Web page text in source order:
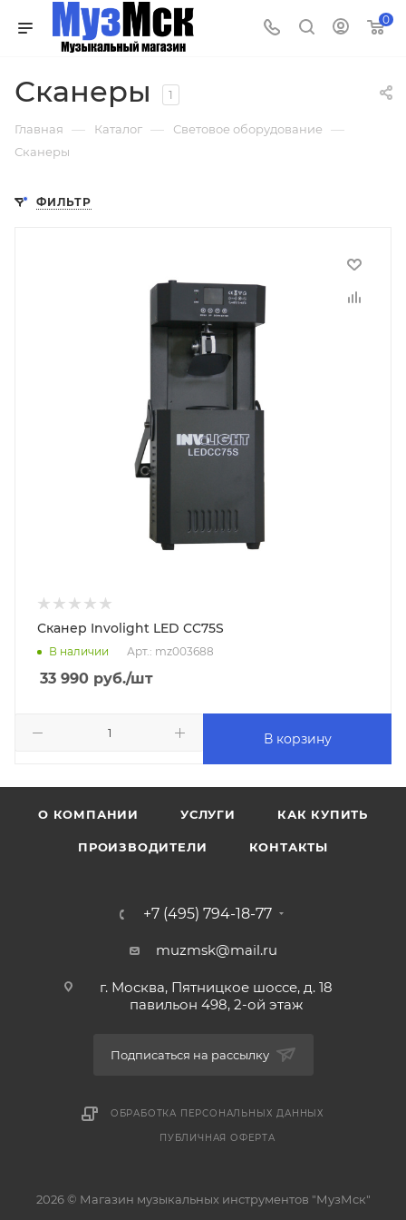
0
Сканеры 1
Главная — Каталог — Световое оборудование —
Сканеры
ФИЛЬТР
Сканер Involight LED CC75S
В наличии Арт.: mz003688
33 990 руб./шт
В корзину
О КОМПАНИИ УСЛУГИ КАК КУПИТЬ
ПРОИЗВОДИТЕЛИ КОНТАКТЫ
+7 (495) 794-18-77
muzmsk@mail.ru
г. Москва, Пятницкое шоссе, д. 18
павильон 498, 2-ой этаж
Подписаться на рассылку
ОБРАБОТКА ПЕРСОНАЛЬНЫХ ДАННЫХ
ПУБЛИЧНАЯ ОФЕРТА
2026 © Магазин музыкальных инструментов "МузМск"